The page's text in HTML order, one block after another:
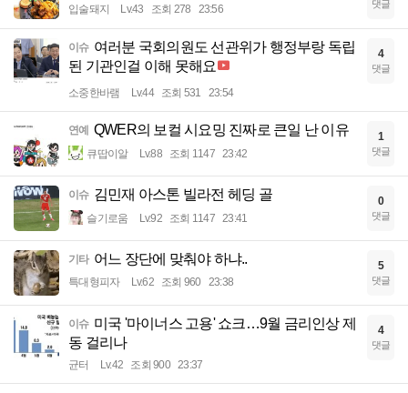
입술돼지 Lv.43 조회 278 23:56 댓글
이슈 여러분 국회의원도 선관위가 행정부랑 독립
된 기관인걸 이해 못해요
소중한바램 Lv.44 조회 531 23:54
4
댓글
연예 QWER의 보컬 시요밍 진짜로 큰일 난 이유
큐땁이알 Lv.88 조회 1147 23:42
1
댓글
이슈 김민재 아스톤 빌라전 헤딩 골
슬기로움 Lv.92 조회 1147 23:41
0
댓글
기타 어느 장단에 맞춰야 하냐..
특대형피자 Lv.62 조회 960 23:38
5
댓글
이슈 미국 '마이너스 고용' 쇼크…9월 금리인상 제
동 걸리나
균터 Lv.42 조회 900 23:37
4
댓글